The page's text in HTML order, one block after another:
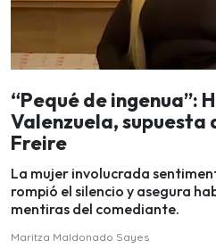
“Pequé de ingenua”:
Valenzuela, supuesta
Freire
La mujer involucrada
rompió el silencio y asegura
mentiras del comediante.
Maritza Maldonado Sayes